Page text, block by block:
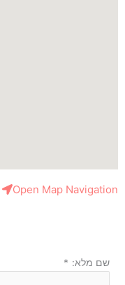
Open Map Navigation
שם מלא: *